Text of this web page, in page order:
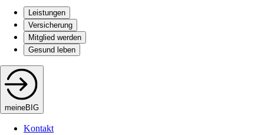
Leistungen
Versicherung
Mitglied werden
Gesund leben
meineBIG
Kontakt